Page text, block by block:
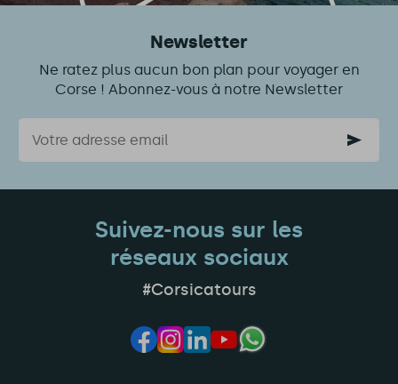
Newsletter
Ne ratez plus aucun bon plan pour voyager en
Corse ! Abonnez-vous à notre Newsletter
Courriel
Suivez-nous sur les
réseaux sociaux
#Corsicatours